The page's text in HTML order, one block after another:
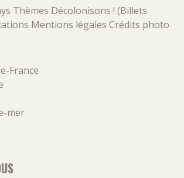
Thèmes Décolonisons ! (Billets
Mentions légales Crédits photo
France
mer